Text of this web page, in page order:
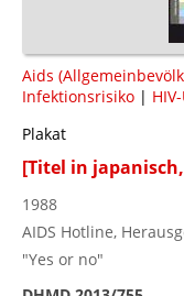
Aids
Infektionsrisiko |
Plakat
[Titel in
1988
AIDS Hotline,
"Yes or no"